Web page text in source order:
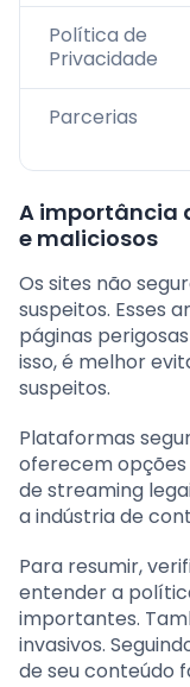
Política de
Privacidade
Parcerias
A importância
e maliciosos
Os sites não
suspeitos. Esses
páginas
isso, é melhor
suspeitos.
Plataformas
oferecem opções
de streaming
a indústria de
Para resumir,
entender a
importantes.
invasivos.
de seu conteúdo